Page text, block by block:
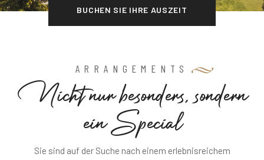
BUCHEN SIE IHRE AUSZEIT
ARRANGEMENTS
Nichtnurbesonders,sondern
einSpecial
Sie sind auf der Suche nach einem erlebnisreichem